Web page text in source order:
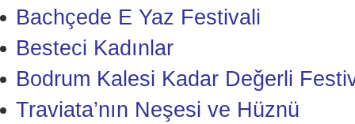
Bachçede E Yaz Festivali
Besteci Kadınlar
Bodrum Kalesi Kadar Değerli
Traviata’nın Neşesi ve Hüznü